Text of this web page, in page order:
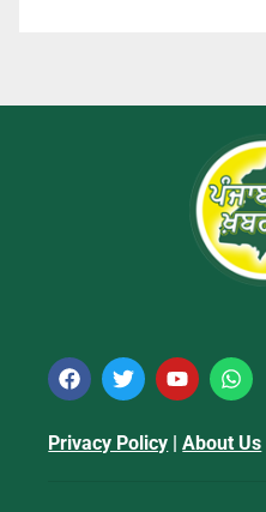
Privacy Policy |About Us